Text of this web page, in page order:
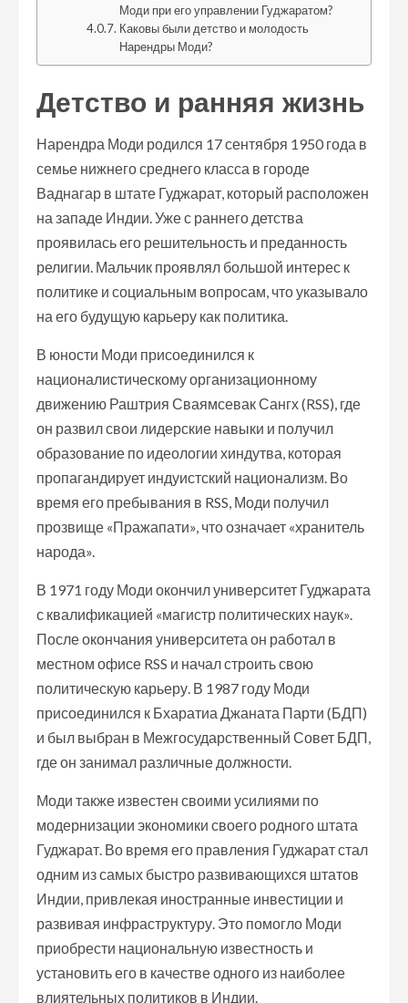
Моди при его управлении Гуджаратом?
Каковы были детство и молодость
Нарендры Моди?
Детство и ранняя жизнь
Нарендра Моди родился 17 сентября 1950 года в
семье нижнего среднего класса в городе
Ваднагар в штате Гуджарат, который расположен
на западе Индии. Уже с раннего детства
проявилась его решительность и преданность
религии. Мальчик проявлял большой интерес к
политике и социальным вопросам, что указывало
на его будущую карьеру как политика.
В юности Моди присоединился к
националистическому организационному
движению Раштрия Сваямсевак Сангх (RSS), где
он развил свои лидерские навыки и получил
образование по идеологии хиндутва, которая
пропагандирует индуистский национализм. Во
время его пребывания в RSS, Моди получил
прозвище «Пражапати», что означает «хранитель
народа».
В 1971 году Моди окончил университет Гуджарата
с квалификацией «магистр политических наук».
После окончания университета он работал в
местном офисе RSS и начал строить свою
политическую карьеру. В 1987 году Моди
присоединился к Бхаратиа Джаната Парти (БДП)
и был выбран в Межгосударственный Совет БДП,
где он занимал различные должности.
Моди также известен своими усилиями по
модернизации экономики своего родного штата
Гуджарат. Во время его правления Гуджарат стал
одним из самых быстро развивающихся штатов
Индии, привлекая иностранные инвестиции и
развивая инфраструктуру. Это помогло Моди
приобрести национальную известность и
установить его в качестве одного из наиболее
влиятельных политиков в Индии.